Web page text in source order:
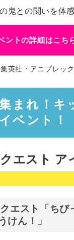
鬼との闘いを体
ントの詳細はこち
英社・アニプレッ
まれ！キ
イベント！
エスト ア
エスト「ちび
けん！」